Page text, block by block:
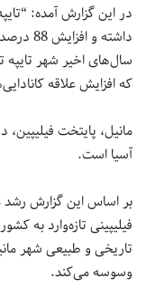
در این گزارش آمده:
داشته
سال‌های اخیر شهر
که افزایش علاقه
مانیل، پایتخت
آسیا است.
بر اساس این گزارش رشد
فیلیپینی تازه‌وارد به
تاریخی و طبیعی شهر
وسوسه می‌کند.